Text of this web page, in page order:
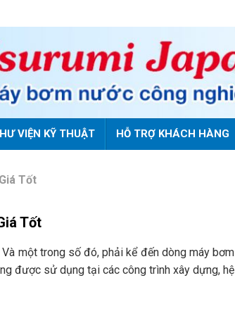
VIỆN KỸ THUẬT HỖ TRỢ KHÁCH HÀNG
Tốt
Tốt
một trong số đó, phải kể đến dòng máy bơm
được sử dụng tại các công trình xây dựng, hệ